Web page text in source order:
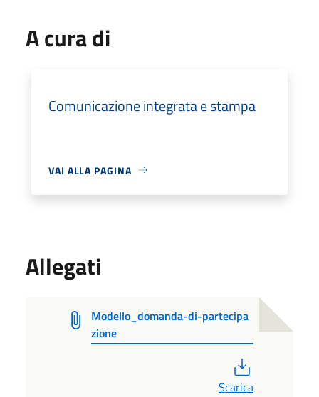
A cura di
Comunicazione integrata e stampa
VAI ALLA PAGINA
Allegati
Modello_domanda-di-partecipa
zione
Scarica